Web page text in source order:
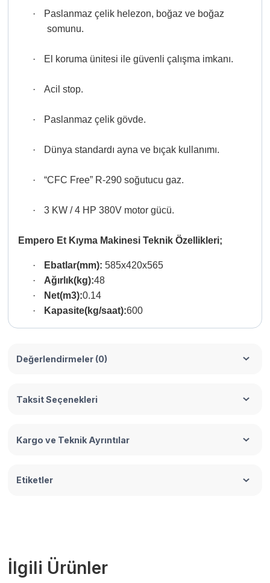
·
Paslanmaz çelik helezon, boğaz ve boğaz
somunu.
· El koruma ünitesi ile güvenli çalışma imkanı.
· Acil stop.
· Paslanmaz çelik gövde.
· Dünya standardı ayna ve bıçak kullanımı.
· “CFC Free” R-290 soğutucu gaz.
· 3 KW / 4 HP 380V motor gücü.
Empero Et Kıyma Makinesi Teknik Özellikleri;
· Ebatlar(mm): 585x420x565
·
Ağırlık(kg):48
·
Net(m3):0.14
·
Kapasite(kg/saat):600
Değerlendirmeler (0)
Taksit Seçenekleri
Kargo ve Teknik Ayrıntılar
Etiketler
İlgili Ürünler